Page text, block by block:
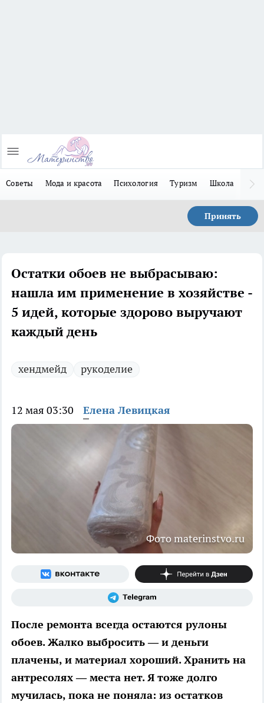
Советы Мода и красота Психология Туризм Школа
Принять
Остатки обоев не выбрасываю:
нашла им применение в хозяйстве -
5 идей, которые здорово выручают
каждый день
хендмейд рукоделие
12 мая 03:30 Елена Левицкая
Фото materinstvo.ru
После ремонта всегда остаются рулоны
обоев. Жалко выбросить — и деньги
плачены, и материал хороший. Хранить на
антресолях — места нет. Я тоже долго
мучилась, пока не поняла: из остатков